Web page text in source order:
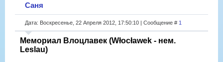
Саня
Дата: Воскресенье, 22 Апреля 2012, 17:50:10 | Сообщение # 1
Мемориал Влоцлавек (Włocławek - нем.
Leslau)